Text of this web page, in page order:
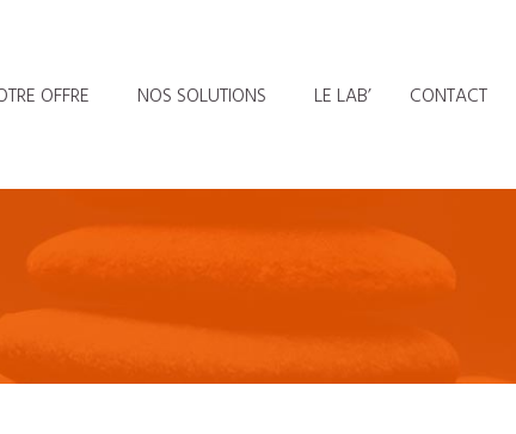
OFFRE NOS SOLUTIONS LE LAB’ CONTACT